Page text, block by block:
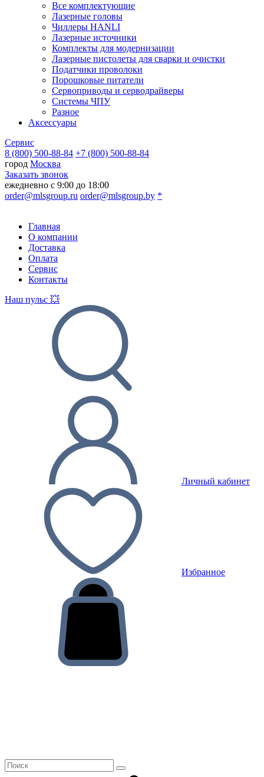
Все комплектующие
Лазерные головы
Чиллеры HANLI
Лазерные источники
Комплекты для модернизации
Лазерные пистолеты для сварки и очистки
Податчики проволоки
Порошковые питатели
Сервоприводы и серводрайверы
Системы ЧПУ
Разное
Аксессуары
Сервис
8 (800) 500-88-84 +7 (800) 500-88-84
город Москва
Заказать звонок
ежедневно с 9:00 до 18:00
order@mlsgroup.ru order@mlsgroup.by *
Главная
О компании
Доставка
Оплата
Сервис
Контакты
Наш пульс 💥
Личный кабинет
Избранное